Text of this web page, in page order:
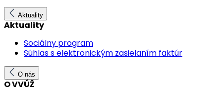
Aktuality
Aktuality
Sociálny program
Súhlas s elektronickým zasielaním faktúr
O nás
O VVÚŽ